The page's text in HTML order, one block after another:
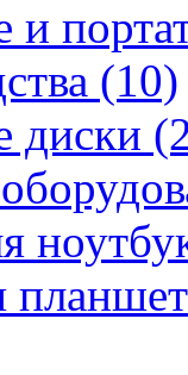
(10)
диски